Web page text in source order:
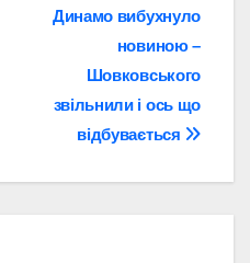
Динамо вибухнуло
новиною –
Шовковського
звільнили і ось що
відбувається